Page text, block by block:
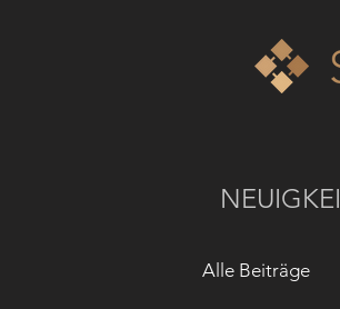
Alle Beiträge